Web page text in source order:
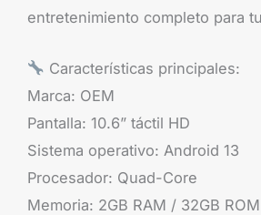
entretenimiento completo para
Características principales:
Marca: OEM
Pantalla: 10.6” táctil HD
Sistema operativo: Android 13
Procesador: Quad-Core
Memoria: 2GB RAM / 32GB ROM